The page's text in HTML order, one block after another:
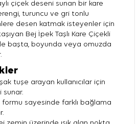
çiçek deseni sunan bir kare
turuncu ve gri tonlu
desen katmak isteyenler için
Bej İpek Taşlı Kare Çiçekli
başta, boyunda veya omuzda
tuşe arayan kullanıcılar için
sunar.
sayesinde farklı bağlama